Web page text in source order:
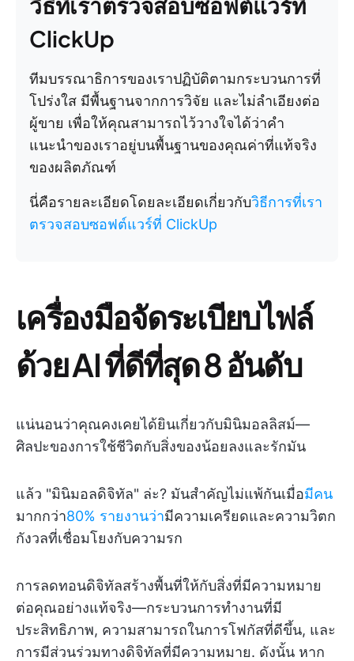
ClickUp
ทีมบรรณาธิการของเราปฏิบัติตามกระบวนการที่
โปร่งใส มีพื้นฐานจากการวิจัย และไม่ลำเอียงต่อ
ผู้ขาย เพื่อให้คุณสามารถไว้วางใจได้ว่าคำ
แนะนำของเราอยู่บนพื้นฐานของคุณค่าที่แท้จริง
ของผลิตภัณฑ์
นี่คือรายละเอียดโดยละเอียดเกี่ยวกับวิธีการที่เรา
ตรวจสอบซอฟต์แวร์ที่ ClickUp
เครื่องมือจัดระเบียบไฟล์
ด้วย AI ที่ดีที่สุด 8 อันดับ
แน่นอนว่าคุณคงเคยได้ยินเกี่ยวกับมินิมอลลิสม์—
ศิลปะของการใช้ชีวิตกับสิ่งของน้อยลงและรักมัน
แล้ว "มินิมอลดิจิทัล" ล่ะ? มันสำคัญไม่แพ้กันเมื่อมีคน
มากกว่า80% รายงานว่ามีความเครียดและความวิตก
กังวลที่เชื่อมโยงกับความรก
การลดทอนดิจิทัลสร้างพื้นที่ให้กับสิ่งที่มีความหมาย
ต่อคุณอย่างแท้จริง—กระบวนการทำงานที่มี
ประสิทธิภาพ, ความสามารถในการโฟกัสที่ดีขึ้น, และ
การมีส่วนร่วมทางดิจิทัลที่มีความหมาย. ดังนั้น หาก